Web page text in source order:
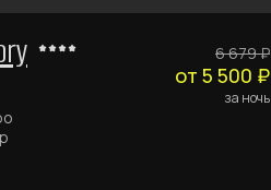
6 679 ₽
от 5 500 ₽
за ночь